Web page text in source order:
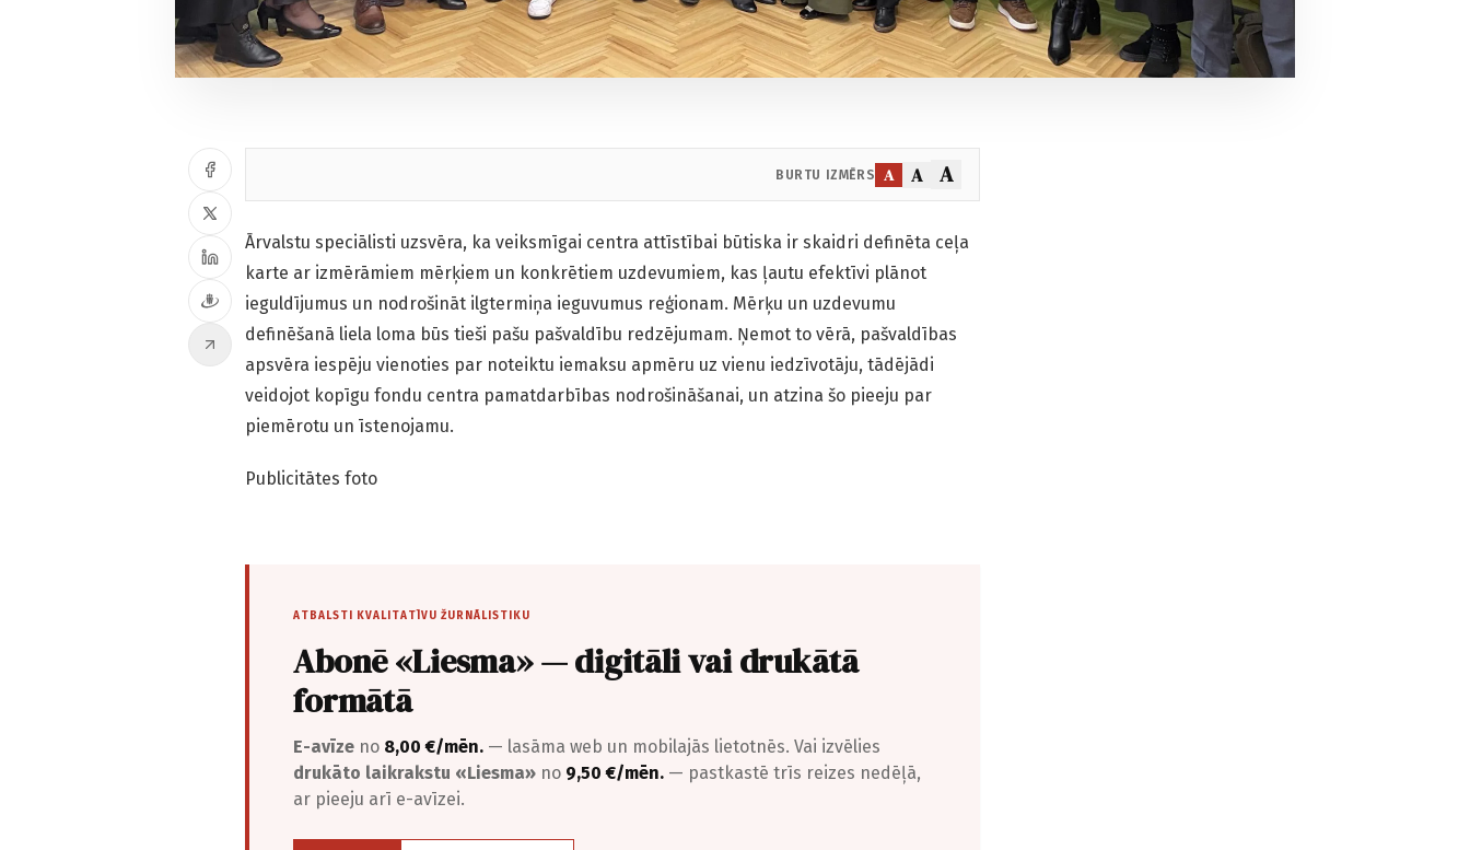
BURTU IZMĒRS A A A
Ārvalstu speciālisti uzsvēra, ka veiksmīgai centra attīstībai būtiska ir skaidri definēta ceļa
karte ar izmērāmiem mērķiem un konkrētiem uzdevumiem, kas ļautu efektīvi plānot
ieguldījumus un nodrošināt ilgtermiņa ieguvumus reģionam. Mērķu un uzdevumu
definēšanā liela loma būs tieši pašu pašvaldību redzējumam. Ņemot to vērā, pašvaldības
apsvēra iespēju vienoties par noteiktu iemaksu apmēru uz vienu iedzīvotāju, tādējādi
veidojot kopīgu fondu centra pamatdarbības nodrošināšanai, un atzina šo pieeju par
piemērotu un īstenojamu.
Publicitātes foto
ATBALSTI KVALITATĪVU ŽURNĀLISTIKU
Abonē «Liesma» — digitāli vai drukātā
formātā
E-avīze no 8,00 €/mēn. — lasāma web un mobilajās lietotnēs. Vai izvēlies
drukāto laikrakstu «Liesma» no 9,50 €/mēn. — pastkastē trīs reizes nedēļā,
ar pieeju arī e-avīzei.